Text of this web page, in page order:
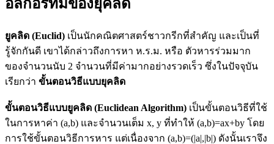
อัลกอริทึมของยุคลิด
ยูคลิด (Euclid) เป็นนักคณิตศาสตร์ชาวกรีกที่สำคัญ และเป็นที่
รู้จักกันดี เขาได้กล่าวถึงการหา ห.ร.ม. หรือ ตัวหารร่วมมาก
ของจำนวนนับ 2 จำนวนที่มีค่ามากอย่างรวดเร็ว ซึ่งในปัจจุบัน
เรียกว่า ขั้นตอนวิธีแบบยุคลิด
ขั้นตอนวิธีแบบยูคลิด (Euclidean Algorithm) เป็นขั้นตอนวิธีที่ใช้
ในการหาค่า (a,b) และจำนวนเต็ม x, y ที่ทำให้ (a,b)=ax+by โดย
การใช้ขั้นตอนวิธีการหาร แต่เนื่องจาก (a,b)=(|a|,|b|) ดังนั้นเราจึง